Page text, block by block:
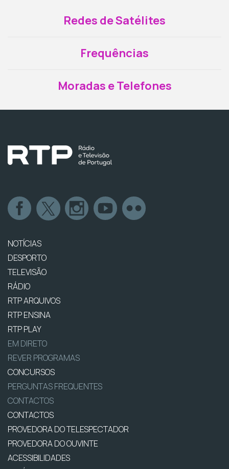
Redes de Satélites
Frequências
Moradas e Telefones
NOTÍCIAS
DESPORTO
TELEVISÃO
RÁDIO
RTP ARQUIVOS
RTP ENSINA
RTP PLAY
EM DIRETO
REVER PROGRAMAS
CONCURSOS
PERGUNTAS FREQUENTES
CONTACTOS
CONTACTOS
PROVEDORA DO TELESPECTADOR
PROVEDORA DO OUVINTE
ACESSIBILIDADES